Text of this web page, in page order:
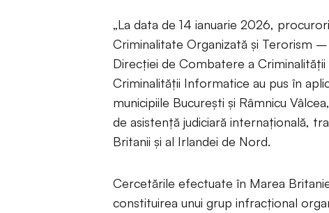
„La data de 14 ianuarie 2026,
Criminalitate Organizată și Terorism
Direcției de Combatere a
Criminalității Informatice au pus în
municipiile București și Râmnicu
de asistență judiciară internațională,
Britanii și al Irlandei de Nord.
Cercetările efectuate în Marea
constituirea unui grup infracțional